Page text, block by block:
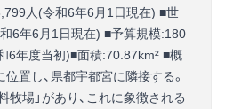
人(令和6年6月1日現在) ■世
6年6月1日現在) ■予算規模:180
6年度当初)■面積:70.87km² ■概
置し、県都宇都宮に隣接する。
牧場」があり、これに象徴される